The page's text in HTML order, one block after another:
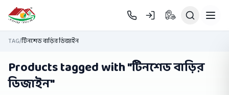
Skip to main content
TAG/টিনশেড বাড়ির ডিজাইন
Products tagged with "টিনশেড বাড়ির
ডিজাইন"